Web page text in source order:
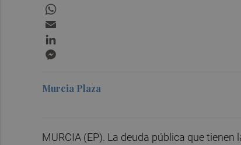
Murcia Plaza
MURCIA (EP). La deuda pública que